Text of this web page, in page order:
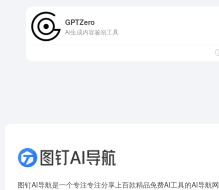
GPTZero
AI生成内容鉴别工具
图钉AI导航是一个专注专注分享上百款精品免费AI工具的AI导航网